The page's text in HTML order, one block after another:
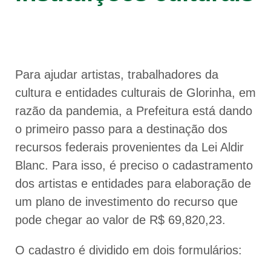
Para ajudar artistas, trabalhadores da
cultura e entidades culturais de Glorinha, em
razão da pandemia, a Prefeitura está dando
o primeiro passo para a destinação dos
recursos federais provenientes da Lei Aldir
Blanc. Para isso, é preciso o cadastramento
dos artistas e entidades para elaboração de
um plano de investimento do recurso que
pode chegar ao valor de R$ 69,820,23.
O cadastro é dividido em dois formulários: